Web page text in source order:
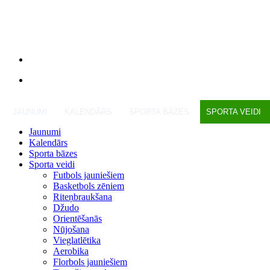
SPORTA VEIDI
Jaunumi
Kalendārs
Sporta bāzes
Sporta veidi
Futbols jauniešiem
Basketbols zēniem
Riteņbraukšana
Džudo
Orientēšanās
Nūjošana
Vieglatlētika
Aerobika
Florbols jauniešiem